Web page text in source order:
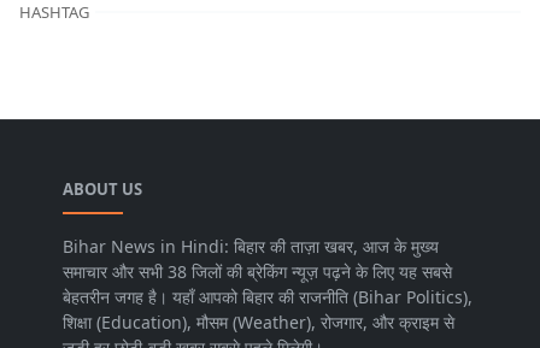
HASHTAG
ABOUT US
Bihar News in Hindi: बिहार की ताज़ा खबर, आज के मुख्य
समाचार और सभी 38 जिलों की ब्रेकिंग न्यूज़ पढ़ने के लिए यह सबसे
बेहतरीन जगह है। यहाँ आपको बिहार की राजनीति (Bihar Politics),
शिक्षा (Education), मौसम (Weather), रोजगार, और क्राइम से